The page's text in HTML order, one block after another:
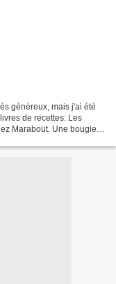
généreux, mais j'ai été
de recettes: Les
Marabout. Une bougie